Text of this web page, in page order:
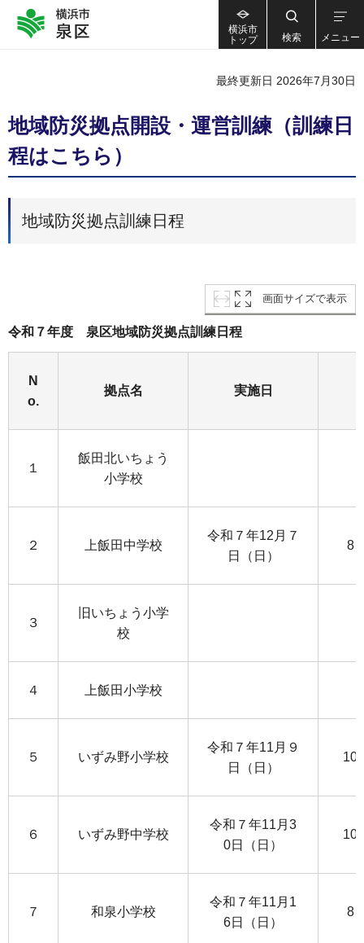
横浜市
トップ
検索 メニュー
最終更新日 2026年7月30日
地域防災拠点開設・運営訓練（訓練日
程はこちら）
地域防災拠点訓練日程
画面サイズで表示
令和７年度 泉区地域防災拠点訓練日程
N
o.
拠点名 実施日
１
飯田北いちょう
小学校
２ 上飯田中学校
令和７年12月７
日（日）
8
３
旧いちょう小学
校
４ 上飯田小学校
５ いずみ野小学校
令和７年11月９
日（日）
10
６ いずみ野中学校
令和７年11月3
0日（日）
10
７ 和泉小学校
令和７年11月1
6日（日）
8